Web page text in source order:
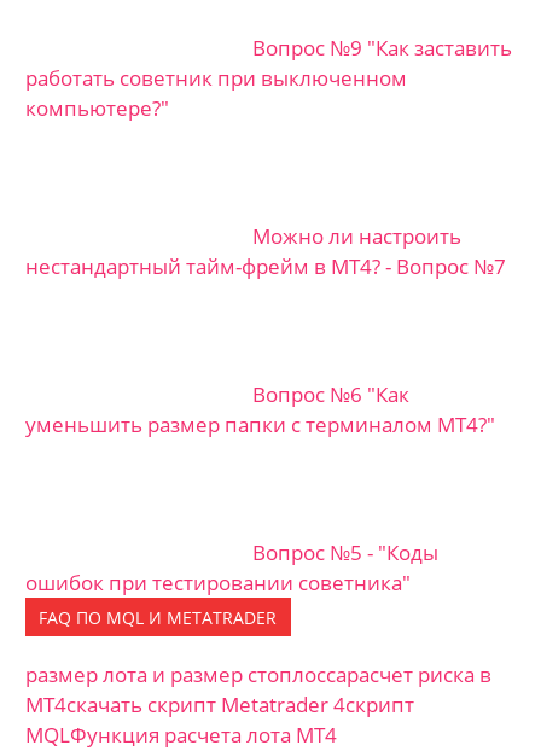
Вопрос №9 "Как заставить
работать советник при выключенном
компьютере?"
Можно ли настроить
нестандартный тайм-фрейм в MT4? - Вопрос №7
Вопрос №6 "Как
уменьшить размер папки с терминалом MT4?"
Вопрос №5 - "Коды
ошибок при тестировании советника"
FAQ ПО MQL И METATRADER
размер лота и размер стоплоссарасчет риска в
MT4скачать скрипт Metatrader 4скрипт
MQLФункция расчета лота MT4